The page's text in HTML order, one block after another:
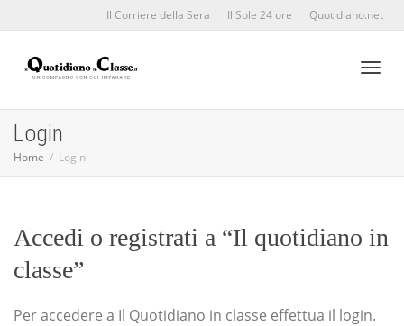
Il Corriere della Sera Il Sole 24 ore Quotidiano.net
Login
Home Login
Accedi o registrati a “Il quotidiano in
classe”
Per accedere a Il Quotidiano in classe effettua il login.